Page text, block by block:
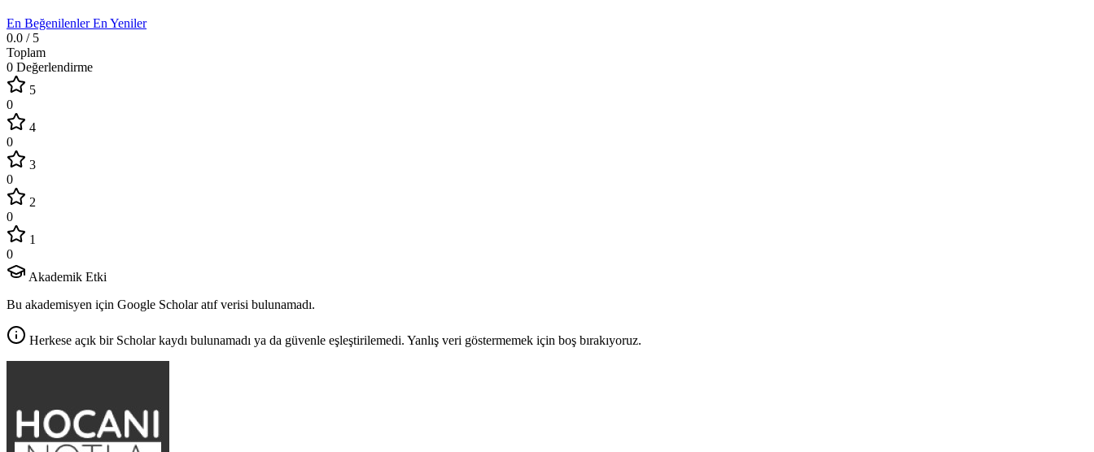
En BeğenilenlerEn Yeniler
0.0 / 5
Toplam
0 Değerlendirme
5
0
4
0
3
0
2
0
1
0
Akademik Etki
Bu akademisyen için Google Scholar atıf verisi bulunamadı.
Herkese açık bir Scholar kaydı bulunamadı ya da güvenle eşleştirilemedi. Yanlış veri göstermemek için boş bırakıyoruz.